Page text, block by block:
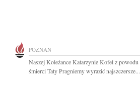
POZNAŃ
Naszej Koleżance Katarzynie Kofel z powodu
śmierci Taty Pragniemy wyrazić najszczersze...